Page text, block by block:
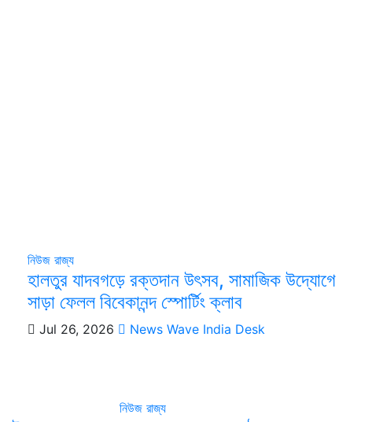
নিউজ রাজ্য
হালতুর যাদবগড়ে রক্তদান উৎসব, সামাজিক উদ্যোগে
সাড়া ফেলল বিবেকানন্দ স্পোর্টিং ক্লাব
Jul 26, 2026 News Wave India Desk
নিউজ রাজ্য